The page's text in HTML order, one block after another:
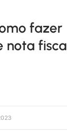
fazer
nota